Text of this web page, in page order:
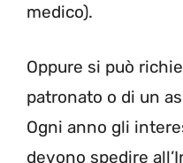
medico).
Oppure si può
patronato o di un
Ogni anno gli
devono spedire